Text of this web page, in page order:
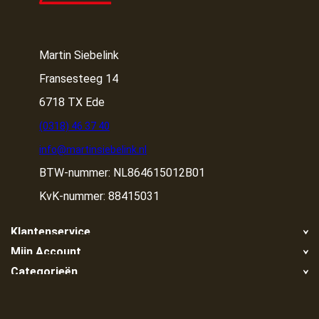
Martin Siebelink
Fransesteeg 14
6718 TX Ede
(0318) 46 37 40
info@martinsiebelink.nl
BTW-nummer: NL864615012B01
KvK-nummer: 88415031
Klantenservice
Retour
Mijn Account
Registreren
Categorieën